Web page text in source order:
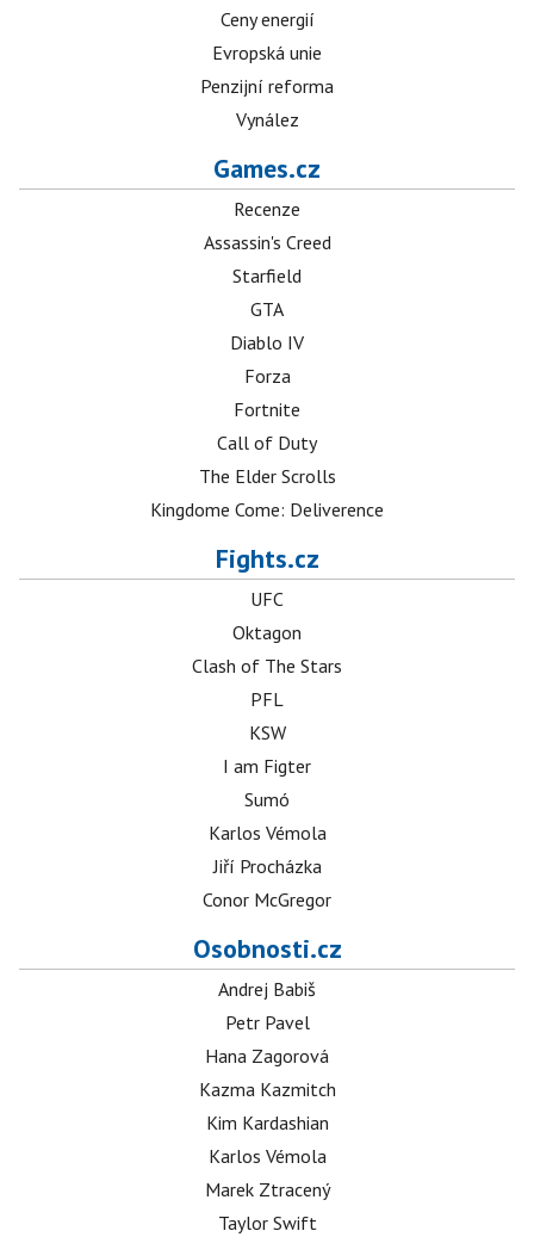
Ceny energií
Evropská unie
Penzijní reforma
Vynález
Games.cz
Recenze
Assassin's Creed
Starfield
GTA
Diablo IV
Forza
Fortnite
Call of Duty
The Elder Scrolls
Kingdome Come: Deliverence
Fights.cz
UFC
Oktagon
Clash of The Stars
PFL
KSW
I am Figter
Sumó
Karlos Vémola
Jiří Procházka
Conor McGregor
Osobnosti.cz
Andrej Babiš
Petr Pavel
Hana Zagorová
Kazma Kazmitch
Kim Kardashian
Karlos Vémola
Marek Ztracený
Taylor Swift